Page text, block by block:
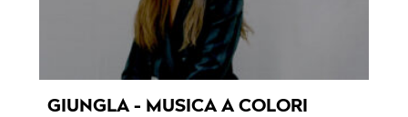
GIUNGLA - MUSICA A COLORI